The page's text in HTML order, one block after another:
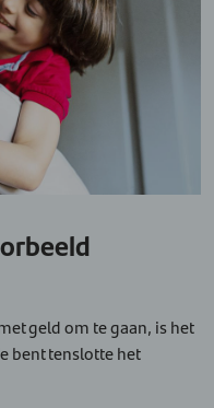
geld om te gaan, is het
bent tenslotte het